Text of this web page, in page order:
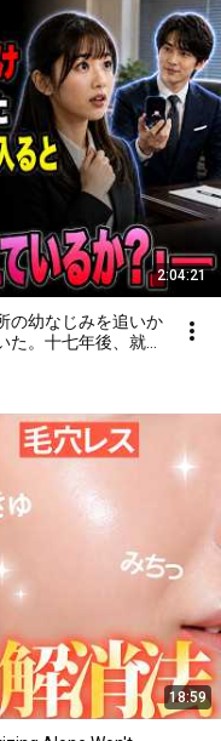
2:04:21
の幼なじみを追いか
。十七年後、就職
て微笑んだ。「妻
18:59